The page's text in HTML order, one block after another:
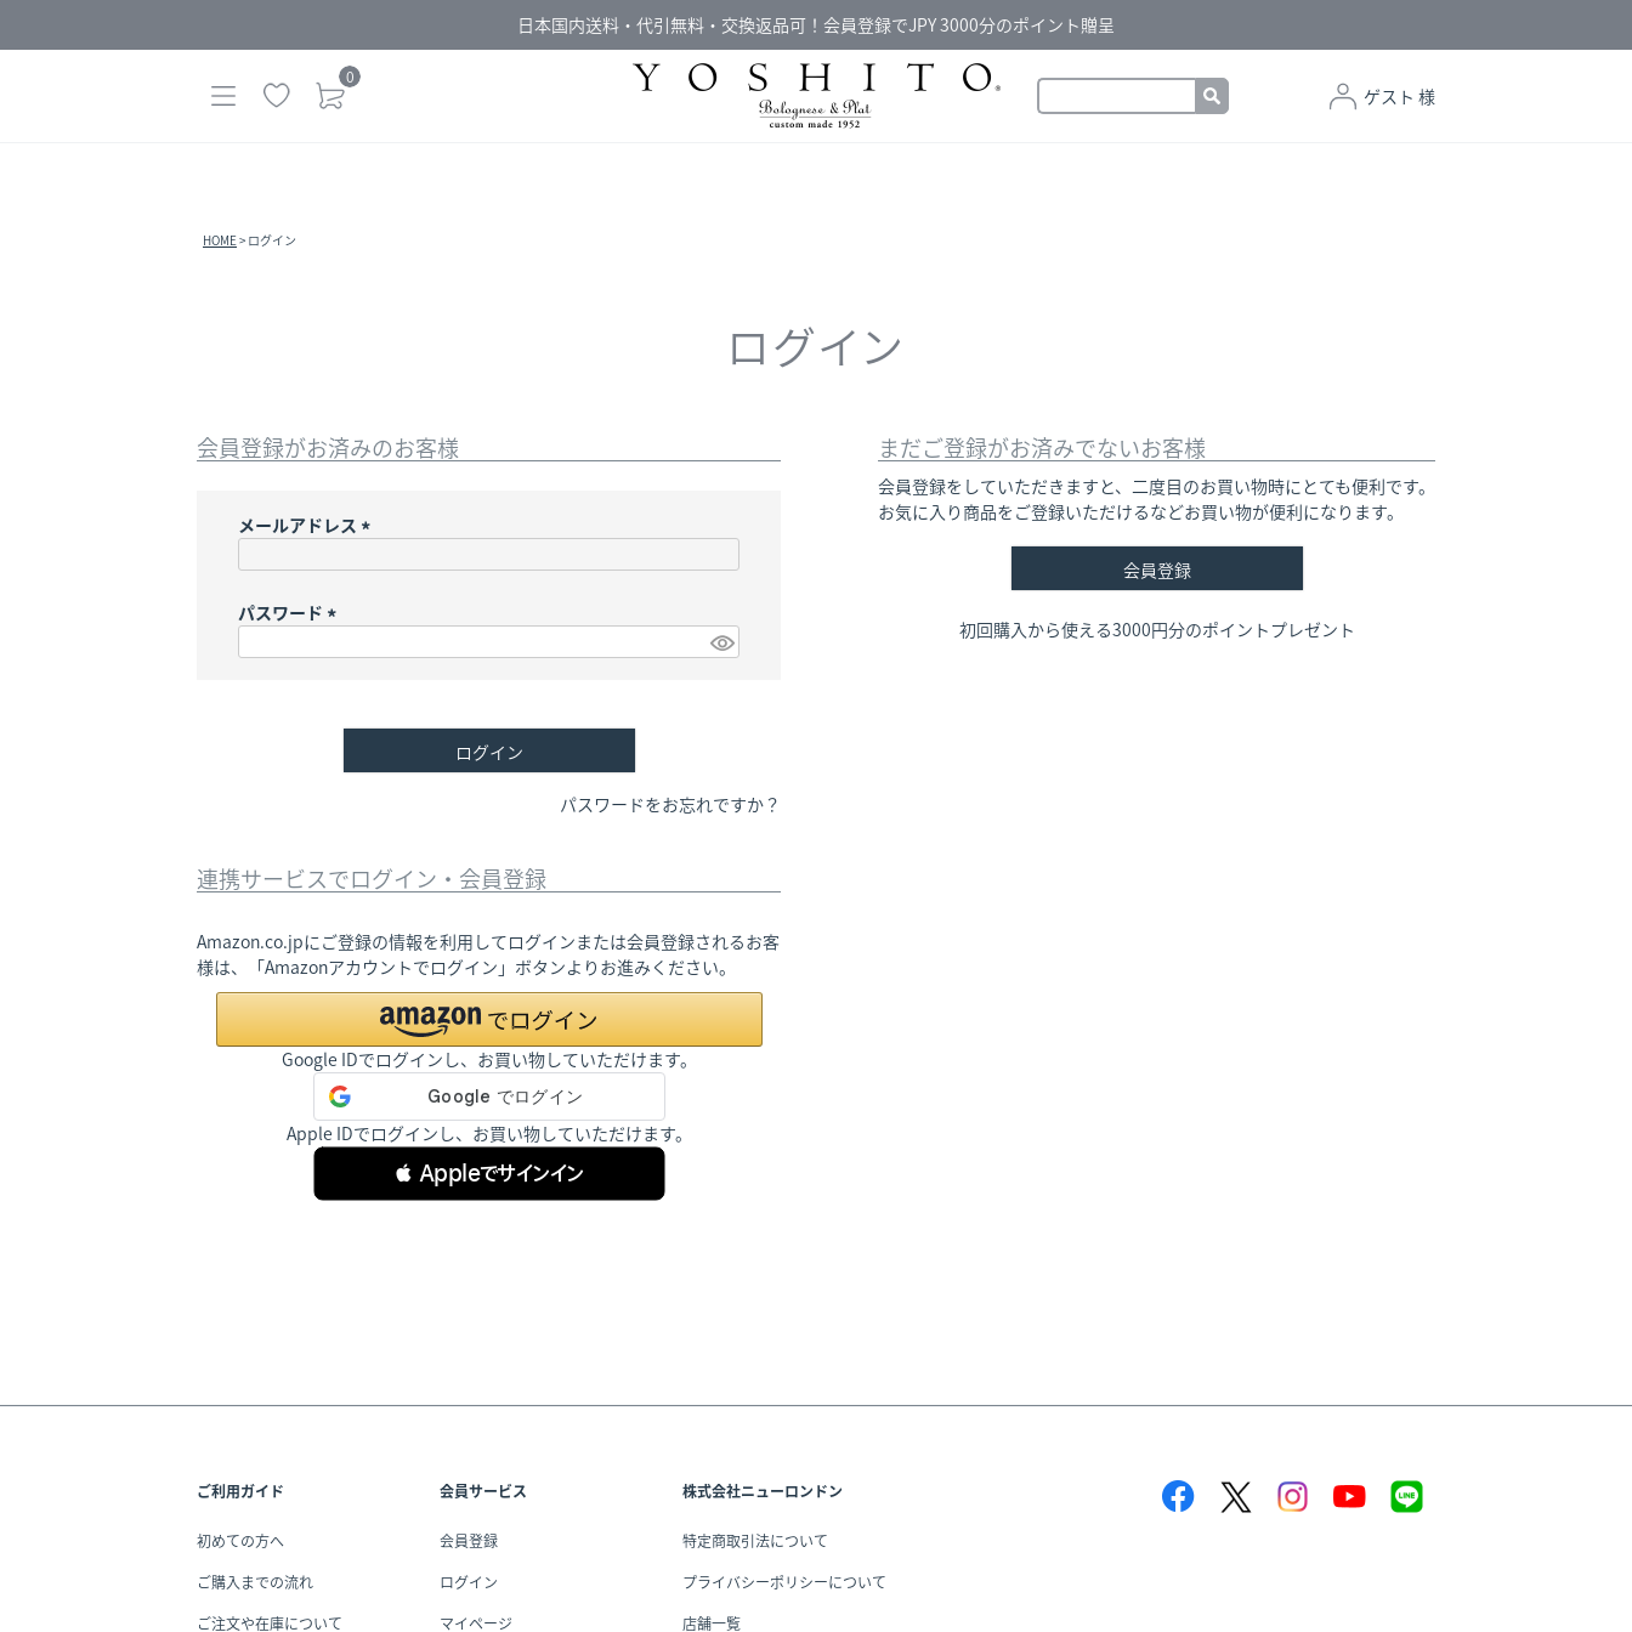
日本国内送料・代引無料・交換返品可！会員登録でJPY 3000分のポイント贈呈
0
ゲスト 様
HOME ログイン
ログイン
会員登録がお済みのお客様
メールアドレス
)
パスワード
ログイン
パスワードをお忘れですか？
連携サービスでログイン・会員登録
Apple IDでログインし、お買い物していただけます。
 Appleでサインイン
Google IDでログインし、お買い物していただけます。
Amazon.co.jpにご登録の情報を利用してログインまたは会員登録されるお客
様は、「Amazonアカウントでログイン」ボタンよりお進みください。
まだご登録がお済みでないお客様
会員登録をしていただきますと、二度目のお買い物時にとても便利です。
お気に入り商品をご登録いただけるなどお買い物が便利になります。
会員登録
初回購入から使える3000円分のポイントプレゼント
ご利用ガイド
初めての方へ
ご購入までの流れ
ご注文や在庫について
会員サービス
会員登録
ログイン
マイページ
株式会社ニューロンドン
特定商取引法について
プライバシーポリシーについて
店舗一覧